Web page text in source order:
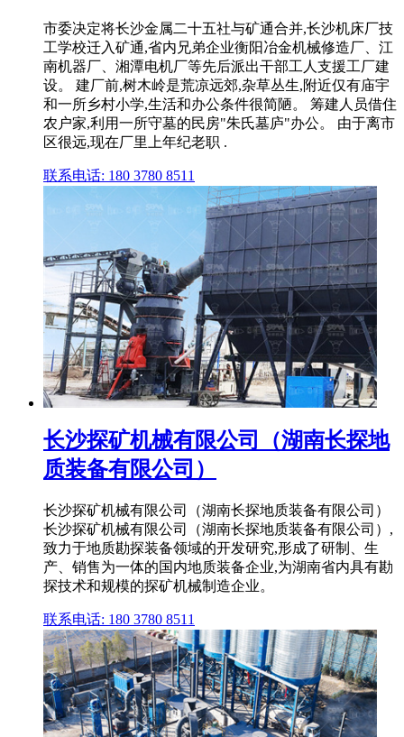
市委决定将长沙金属二十五社与矿通合并,长沙机床厂技
工学校迁入矿通,省内兄弟企业衡阳冶金机械修造厂、江
南机器厂、湘潭电机厂等先后派出干部工人支援工厂建
设。 建厂前,树木岭是荒凉远郊,杂草丛生,附近仅有庙宇
和一所乡村小学,生活和办公条件很简陋。 筹建人员借住
农户家,利用一所守墓的民房"朱氏墓庐"办公。 由于离市
区很远,现在厂里上年纪老职 .
联系电话: 180 3780 8511
长沙探矿机械有限公司（湖南长探地
质装备有限公司）
长沙探矿机械有限公司（湖南长探地质装备有限公司）
长沙探矿机械有限公司（湖南长探地质装备有限公司）,
致力于地质勘探装备领域的开发研究,形成了研制、生
产、销售为一体的国内地质装备企业,为湖南省内具有勘
探技术和规模的探矿机械制造企业。
联系电话: 180 3780 8511